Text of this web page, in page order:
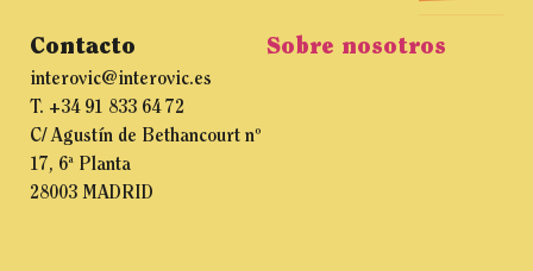
Contacto
interovic@interovic.es
T. +34 91 833 64 72
C/ Agustín de Bethancourt nº
17, 6ª Planta
28003 MADRID
Sobre nosotros